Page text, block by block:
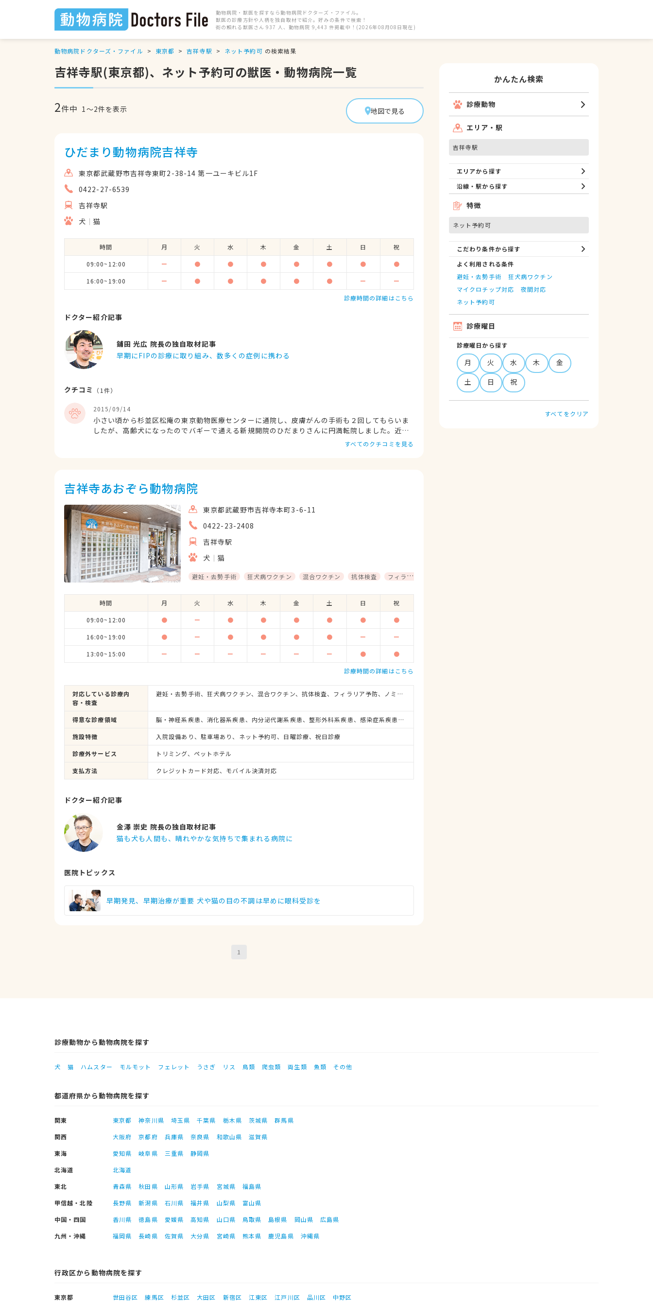
動物病院・獣医を探すなら動物病院ドクターズ・ファイル。
獣医の診療方針や人柄を独自取材で紹介。好みの条件で検索！
街の頼れる獣医さん 937 人、動物病院 9,443 件掲載中！(2026年08月08日現在)
動物病院ドクターズ・ファイル 東京都 吉祥寺駅 ネット予約可 の検索結果
吉祥寺駅(東京都)、ネット予約可の獣医・動物病院一覧
2件中 1〜2件を表示 地図で見る
ひだまり動物病院吉祥寺
東京都武蔵野市吉祥寺東町2-38-14 第一ユーキビル1F
0422-27-6539
吉祥寺駅
犬
猫
時間 月 火 水 木 金 土 日 祝
09:00~12:00 ー ● ● ● ● ● ● ●
16:00~19:00 ー ● ● ● ● ● ー ー
診療時間の詳細はこちら
ドクター紹介記事
鋪田 光広 院長の独自取材記事
早期にFIPの診療に取り組み、数多くの症例に携わる
クチコミ （ 1 件）
2015/09/14
小さい頃から杉並区松庵の東京動物医療センターに通院し、皮膚がんの手術も２回してもらいま
したが、高齢犬になったのでバギーで通える新規開院のひだまりさんに円満転院しました。近所
の犬仲間もほとんどひだまりさんに転院しました。気さくで良い先生です。おかげさまで愛犬は
すべてのクチコミを見る
吉祥寺あおぞら動物病院
東京都武蔵野市吉祥寺本町3-6-11
0422-23-2408
吉祥寺駅
犬
猫
避妊・去勢手術 狂犬病ワクチン 混合ワクチン 抗体検査 フィラリア予防
時間 月 火 水 木 金 土 日 祝
09:00~12:00 ● ー ● ● ● ● ● ●
16:00~19:00 ● ー ● ● ● ● ー ー
13:00~15:00 ー ー ー ー ー ー ● ●
診療時間の詳細はこちら
対応している診療内
容・検査
避妊・去勢手術、狂犬病ワクチン、混合ワクチン、抗体検査、フィラリア予防、ノミ・ダニ予防、マイクロチップ対応、健康診断、各種検査、外科手術
得意な診療領域 脳・神経系疾患、消化器系疾患、内分泌代謝系疾患、整形外科系疾患、感染症系疾患、中毒、眼科系疾患、循環器系疾患、肝・胆・すい臓系疾患、血液・免疫系疾患、耳系疾患、寄生虫、心の病気、皮膚系疾患、呼吸器系疾患、腎・泌尿器系疾患、筋肉系疾患、生殖器系疾患、腫瘍・がん、アレルギー、歯と口腔系疾患、けが・その他
施設特徴 入院設備あり、駐車場あり、ネット予約可、日曜診療、祝日診療
診療外サービス トリミング、ペットホテル
支払方法 クレジットカード対応、モバイル決済対応
ドクター紹介記事
金澤 崇史 院長の独自取材記事
猫も犬も人間も、晴れやかな気持ちで集まれる病院に
医院トピックス
早期発見、早期治療が重要 犬や猫の目の不調は早めに眼科受診を
1
かんたん検索
診療動物
エリア・駅
吉祥寺駅
エリアから探す
沿線・駅から探す
特徴
ネット予約可
こだわり条件から探す
よく利用される条件
避妊・去勢手術
狂犬病ワクチン
マイクロチップ対応
夜間対応
ネット予約可
診療曜日
診療曜日から探す
月 火 水 木
金
土
日 祝
すべてをクリア
診療動物から動物病院を探す
犬 猫 ハムスター モルモット フェレット うさぎ リス 鳥類 爬虫類 両生類 魚類 その他
都道府県から動物病院を探す
関東 東京都 神奈川県 埼玉県 千葉県 栃木県 茨城県
群馬県
関西
大阪府 京都府 兵庫県 奈良県 和歌山県
滋賀県
東海
愛知県 岐阜県 三重県
静岡県
北海道
北海道
東北
青森県 秋田県 山形県 岩手県 宮城県
福島県
甲信越・北陸
長野県 新潟県 石川県 福井県 山梨県
富山県
中国・四国
香川県 徳島県 愛媛県 高知県 山口県 鳥取県 島根県 岡山県
広島県
九州・沖縄
福岡県 長崎県 佐賀県 大分県 宮崎県 熊本県 鹿児島県 沖縄県
行政区から動物病院を探す
東京都 世田谷区 練馬区 杉並区 大田区 新宿区 江東区 江戸川区 品川区 中野区